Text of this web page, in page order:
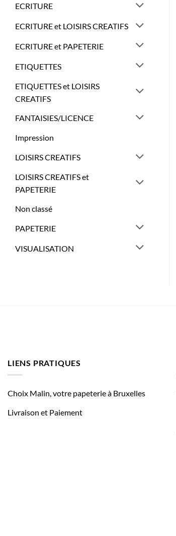
ECRITURE
ECRITURE et LOISIRS CREATIFS
ECRITURE et PAPETERIE
ETIQUETTES
ETIQUETTES et LOISIRS
CREATIFS
FANTAISIES/LICENCE
Impression
LOISIRS CREATIFS
LOISIRS CREATIFS et
PAPETERIE
Non classé
PAPETERIE
VISUALISATION
LIENS PRATIQUES
Choix Malin, votre papeterie à Bruxelles
Livraison et Paiement